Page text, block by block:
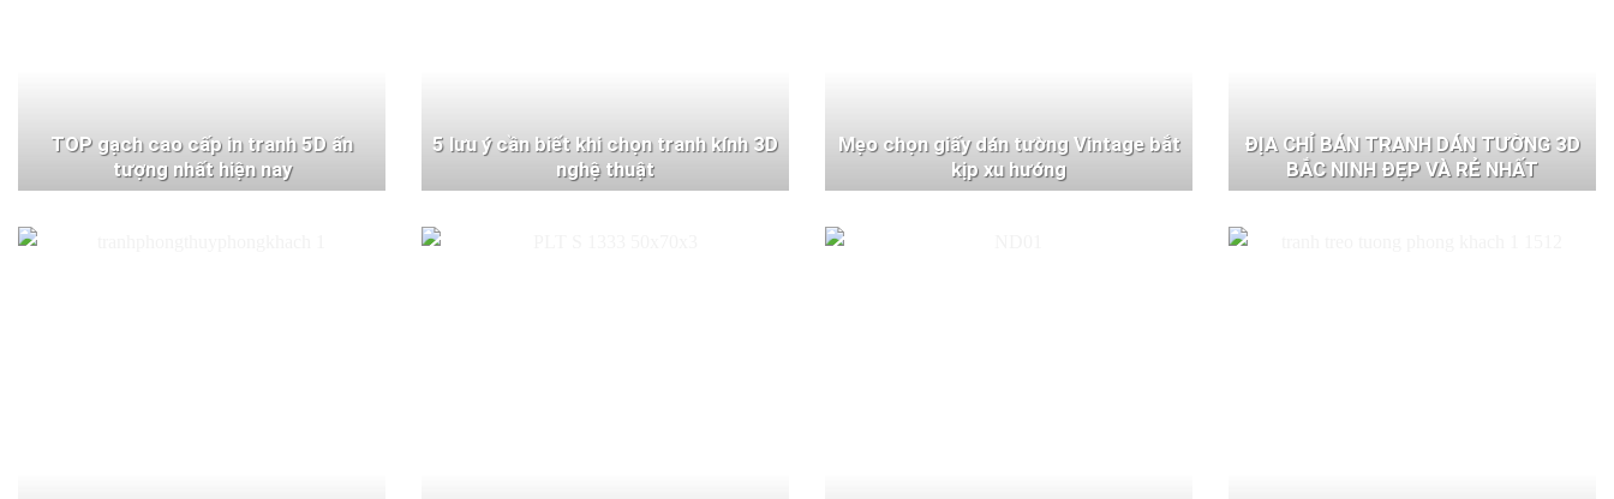
TOP gạch cao cấp in tranh 5D ấn
tượng nhất hiện nay
5 lưu ý cần biết khi chọn tranh kính 3D
nghệ thuật
Mẹo chọn giấy dán tường Vintage bắt
kịp xu hướng
ĐỊA CHỈ BÁN TRANH DÁN TƯỜNG 3D
BẮC NINH ĐẸP VÀ RẺ NHẤT